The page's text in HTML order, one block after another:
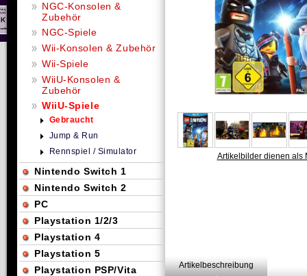
Artikelbilder dienen als
Artikelbeschreibung
NGC-Konsolen &
Zubehör
NGC-Spiele
Wii-Konsolen & Zubehör
Wii-Spiele
WiiU-Konsolen &
Zubehör
WiiU-Spiele
Gebraucht
Jump & Run
Rennspiel / Simulator
Nintendo Switch 1
Nintendo Switch 2
PC
Playstation 1/2/3
Playstation 4
Playstation 5
Playstation PSP/Vita